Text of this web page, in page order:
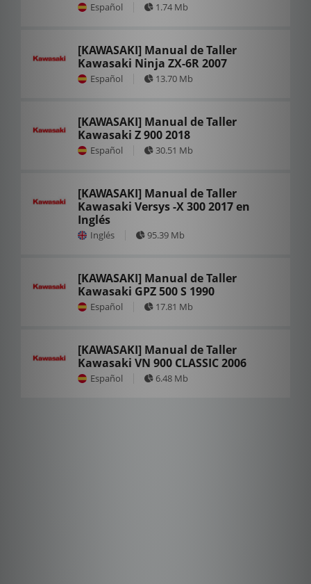
Español 1.74 Mb
[KAWASAKI] Manual de Taller
Kawasaki Ninja ZX-6R 2007
Español 13.70 Mb
[KAWASAKI] Manual de Taller
Kawasaki Z 900 2018
Español 30.51 Mb
[KAWASAKI] Manual de Taller
Kawasaki Versys -X 300 2017 en
Inglés
Inglés 95.39 Mb
[KAWASAKI] Manual de Taller
Kawasaki GPZ 500 S 1990
Español 17.81 Mb
[KAWASAKI] Manual de Taller
Kawasaki VN 900 CLASSIC 2006
Español 6.48 Mb